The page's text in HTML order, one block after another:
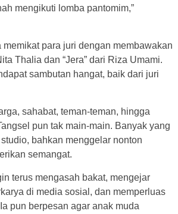
mengikuti lomba pantomim,”
memikat para juri dengan membawakan
Thalia dan “Jera” dari Riza Umami.
sambutan hangat, baik dari juri
sahabat, teman-teman, hingga
pun tak main-main. Banyak yang
bahkan menggelar nonton
semangat.
terus mengasah bakat, mengejar
di media sosial, dan memperluas
pun berpesan agar anak muda